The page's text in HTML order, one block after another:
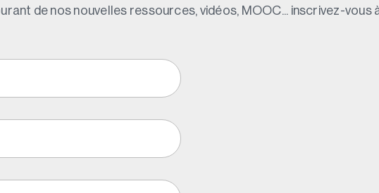
de nos nouvelles ressources, vidéos, MOOC... inscrivez-